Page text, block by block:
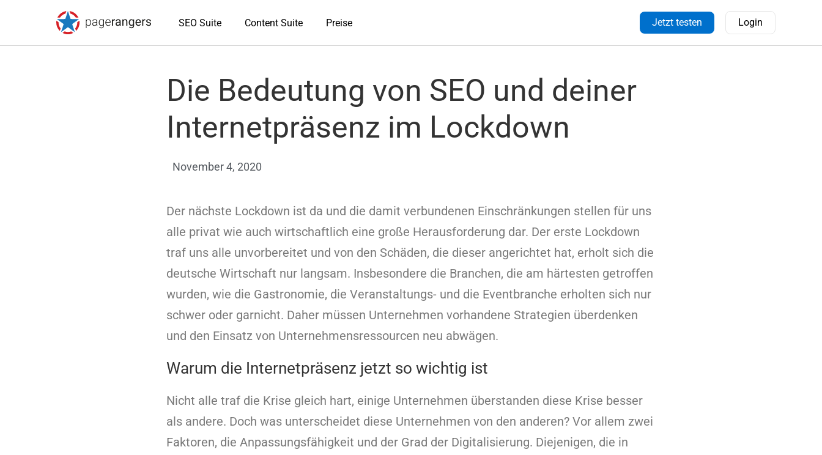
SEO Suite Content Suite Preise Jetzt testen Login
Die Bedeutung von SEO und deiner
Internetpräsenz im Lockdown
November 4, 2020
Der nächste Lockdown ist da und die damit verbundenen Einschränkungen stellen für uns
alle privat wie auch wirtschaftlich eine große Herausforderung dar. Der erste Lockdown
traf uns alle unvorbereitet und von den Schäden, die dieser angerichtet hat, erholt sich die
deutsche Wirtschaft nur langsam. Insbesondere die Branchen, die am härtesten getroffen
wurden, wie die Gastronomie, die Veranstaltungs- und die Eventbranche erholten sich nur
schwer oder garnicht. Daher müssen Unternehmen vorhandene Strategien überdenken
und den Einsatz von Unternehmensressourcen neu abwägen.
Warum die Internetpräsenz jetzt so wichtig ist
Nicht alle traf die Krise gleich hart, einige Unternehmen überstanden diese Krise besser
als andere. Doch was unterscheidet diese Unternehmen von den anderen? Vor allem zwei
Faktoren, die Anpassungsfähigkeit und der Grad der Digitalisierung. Diejenigen, die in